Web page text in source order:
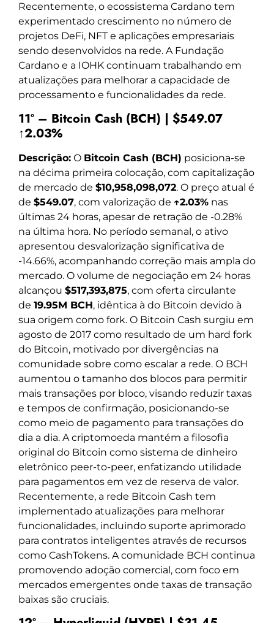
Recentemente, o ecossistema Cardano tem
experimentado crescimento no número de
projetos DeFi, NFT e aplicações empresariais
sendo desenvolvidos na rede. A Fundação
Cardano e a IOHK continuam trabalhando em
atualizações para melhorar a capacidade de
processamento e funcionalidades da rede.
11º – Bitcoin Cash (BCH) | $549.07
↑2.03%
Descrição: O Bitcoin Cash (BCH) posiciona-se
na décima primeira colocação, com capitalização
de mercado de $10,958,098,072. O preço atual é
de $549.07, com valorização de ↑2.03% nas
últimas 24 horas, apesar de retração de -0.28%
na última hora. No período semanal, o ativo
apresentou desvalorização significativa de
-14.66%, acompanhando correção mais ampla do
mercado. O volume de negociação em 24 horas
alcançou $517,393,875, com oferta circulante
de 19.95M BCH, idêntica à do Bitcoin devido à
sua origem como fork. O Bitcoin Cash surgiu em
agosto de 2017 como resultado de um hard fork
do Bitcoin, motivado por divergências na
comunidade sobre como escalar a rede. O BCH
aumentou o tamanho dos blocos para permitir
mais transações por bloco, visando reduzir taxas
e tempos de confirmação, posicionando-se
como meio de pagamento para transações do
dia a dia. A criptomoeda mantém a filosofia
original do Bitcoin como sistema de dinheiro
eletrônico peer-to-peer, enfatizando utilidade
para pagamentos em vez de reserva de valor.
Recentemente, a rede Bitcoin Cash tem
implementado atualizações para melhorar
funcionalidades, incluindo suporte aprimorado
para contratos inteligentes através de recursos
como CashTokens. A comunidade BCH continua
promovendo adoção comercial, com foco em
mercados emergentes onde taxas de transação
baixas são cruciais.